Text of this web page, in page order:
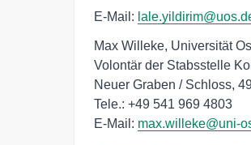
E-Mail:
Max Willeke, Universität
Volontär der Stabsstelle
Neuer Graben / Schloss,
Tele.: +49 541 969 4803
E-Mail: max.willeke@uni-